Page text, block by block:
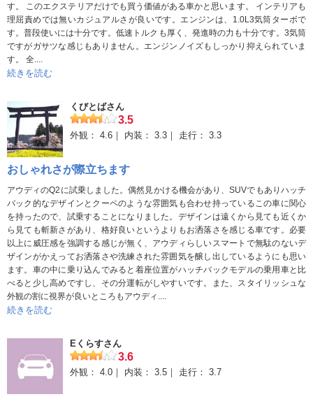
す。 このエクステリアだけでも買う価値がある車かと思います。 インテリアも
理屈責めでは無いカジュアルさが良いです。エンジンは、1.0L3気筒ターボで
す。普段使いには十分です。低速トルクも厚く、発進時の力も十分です。3気筒
ですがガサツな感じもありません。エンジンノイズもしっかり抑えられていま
す。 全....
続きを読む
くびとばさん
3.5
外観： 4.6 内装： 3.3 走行： 3.3
おしゃれさが際立ちます
アウディのQ2に試乗しました。偶然見かける機会があり、SUVでもありハッチ
バック的なデザインとクーペのような雰囲気も合わせ持っているこの車に関心
を持ったので、試乗することになりました。デザインは遠くから見ても近くか
ら見ても斬新さがあり、格好良いというよりもお洒落さを感じる車です。必要
以上に威圧感を強調する感じが無く、アウディらしいスマートで無駄のないデ
ザインがかえってお洒落さや洗練された雰囲気を醸し出しているようにも思い
ます。車の中に乗り込んでみると着座位置がハッチバックモデルの乗用車と比
べると少し高めですし、その分運転がしやすいです。また、スタイリッシュな
外観の割に視界が良いところもアウディ....
続きを読む
Eくらすさん
3.6
外観： 4.0 内装： 3.5 走行： 3.7